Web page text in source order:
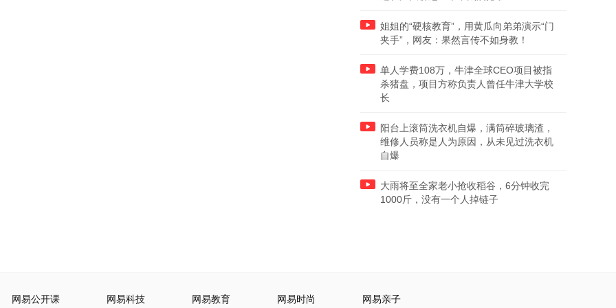
姐姐的“硬核教育”，用黄瓜向弟弟演示“门
夹手”，网友：果然言传不如身教！
单人学费108万，牛津全球CEO项目被指
杀猪盘，项目方称负责人曾任牛津大学校
长
阳台上滚筒洗衣机自爆，满筒碎玻璃渣，
维修人员称是人为原因，从未见过洗衣机
自爆
大雨将至全家老小抢收稻谷，6分钟收完
1000斤，没有一个人掉链子
网易公开课 网易科技 网易教育 网易时尚 网易亲子